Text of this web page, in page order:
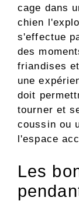
cage dans
chien
s'effectue
des
friandises
une
doit
tourner et
coussin ou
l'espace
Les